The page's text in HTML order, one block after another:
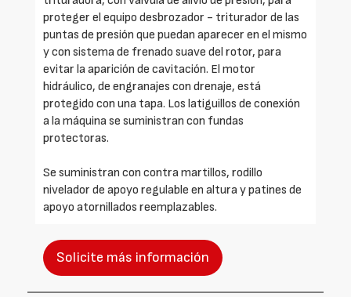
proteger el equipo desbrozador - triturador de las
puntas de presión que puedan aparecer en el mismo
y con sistema de frenado suave del rotor, para
evitar la aparición de cavitación. El motor
hidráulico, de engranajes con drenaje, está
protegido con una tapa. Los latiguillos de conexión
a la máquina se suministran con fundas
protectoras.
Se suministran con contra martillos, rodillo
nivelador de apoyo regulable en altura y patines de
apoyo atornillados reemplazables.
Solicite más información